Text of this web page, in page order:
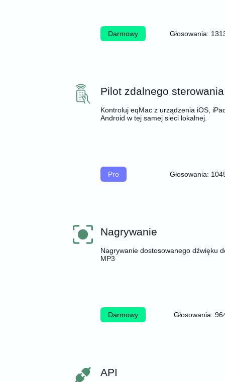
Darmowy Głosowania:
Pilot zdalnego sterowania
Kontroluj eqMac z urządzenia iOS,
Android w tej samej sieci lokalnej.
Pro Głosowania:
Nagrywanie
Nagrywanie dostosowanego dźwięku
MP3
Darmowy Głosowania:
API